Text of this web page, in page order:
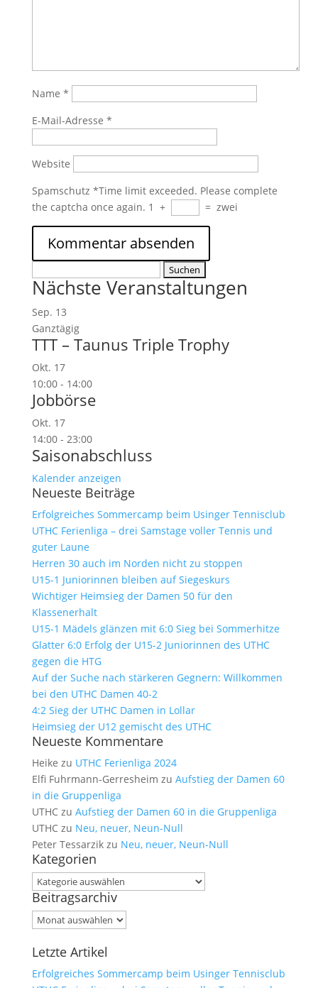
Name *
E-Mail-Adresse *
Website
Spamschutz *Time limit exceeded. Please complete
the captcha once again. 1 + = zwei
nach:
Nächste Veranstaltungen
Sep. 13
Ganztägig
TTT – Taunus Triple Trophy
Okt. 17
10:00- 14:00
Jobbörse
Okt. 17
14:00- 23:00
Saisonabschluss
Kalender anzeigen
Neueste Beiträge
Erfolgreiches Sommercamp beim Usinger Tennisclub
UTHC Ferienliga – drei Samstage voller Tennis und
guter Laune
Herren 30 auch im Norden nicht zu stoppen
U15-1 Juniorinnen bleiben auf Siegeskurs
Wichtiger Heimsieg der Damen 50 für den
Klassenerhalt
U15-1 Mädels glänzen mit 6:0 Sieg bei Sommerhitze
Glatter 6:0 Erfolg der U15-2 Juniorinnen des UTHC
gegen die HTG
Auf der Suche nach stärkeren Gegnern: Willkommen
bei den UTHC Damen 40-2
4:2 Sieg der UTHC Damen in Lollar
Heimsieg der U12 gemischt des UTHC
Neueste Kommentare
Heike zu UTHC Ferienliga 2024
Elfi Fuhrmann-Gerresheim zu Aufstieg der Damen 60
in die Gruppenliga
UTHCzu Aufstieg der Damen 60 in die Gruppenliga
UTHCzu Neu, neuer, Neun-Null
Peter Tessarzikzu Neu, neuer, Neun-Null
Kategorien
Kategorien
Beitragsarchiv
Beitragsarchiv
Letzte Artikel
Erfolgreiches Sommercamp beim Usinger Tennisclub